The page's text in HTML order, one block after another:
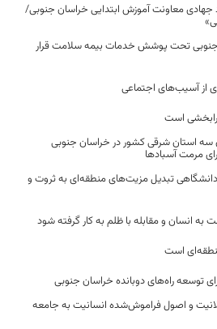
جهادی معاونت آموزش ابتدایی خراسان جنوبی/
جنوبی تحت پوشش خدمات بیمه سلامت قرار
از آسیب‌های اجتماعی
است
سه استان شرقی کشور در خراسان جنوبی
مرمت آسبادها
تبدیل مزیت‌های منطقه‌ای به ثروت و
به انسان و مقابله با ظلم به کار گرفته شود
است
و اصول فراموش‌شده انسانیت به جامعه